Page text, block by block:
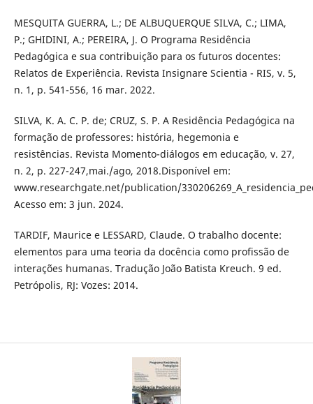
MESQUITA GUERRA, L.; DE ALBUQUERQUE SILVA, C.; LIMA,
P.; GHIDINI, A.; PEREIRA, J. O Programa Residência
Pedagógica e sua contribuição para os futuros docentes:
Relatos de Experiência. Revista Insignare Scientia - RIS, v. 5,
n. 1, p. 541-556, 16 mar. 2022.
SILVA, K. A. C. P. de; CRUZ, S. P. A Residência Pedagógica na
formação de professores: história, hegemonia e
resistências. Revista Momento-diálogos em educação, v. 27,
n. 2, p. 227-247,mai./ago, 2018.Disponível em:
www.researchgate.net/publication/
Acesso em: 3 jun. 2024.
TARDIF, Maurice e LESSARD, Claude. O trabalho docente:
elementos para uma teoria da docência como profissão de
interações humanas. Tradução João Batista Kreuch. 9 ed.
Petrópolis, RJ: Vozes: 2014.